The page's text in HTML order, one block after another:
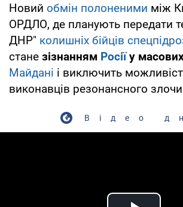
Новий обмін полоненими між
ОРДЛО, де планують передати
ДНР" колишніх бійців
стане зізнанням Росіїу
Майдані і виключить
виконавців резонансного
Відео